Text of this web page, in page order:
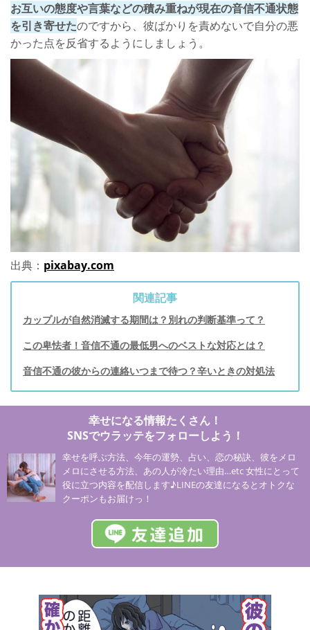
お互いの態度や言葉などの積み重ねが現在の音信不通状態
を引き寄せたのですから、彼ばかりを責めないで自分の悪
かった点を反省するようにしましょう。
出典： pixabay.com
関連記事
カップルが自然消滅する期間は？別れの判断基準って？
この卑怯者！音信不通の最低男へのベストな対応とは？
音信不通の彼からの連絡いつまで待つ？辛いときの対処法
幸せになる情報たくさん！
SNSでウラッテをフォローしよう！
幸せを呼ぶ方法、今年の運勢、占い、恋の秘訣、彼をメロ
メロにさせる方法、あの人が冷たい理由…etc 女性にとって
役に立つ内容を配信します♪LINEの友達になるとオトクな
クーポンもお届けっ！